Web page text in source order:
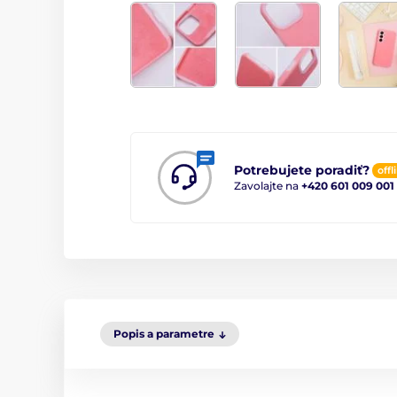
Potrebujete poradiť?
Zavolajte na +420 601 009 001
Popis a parametre